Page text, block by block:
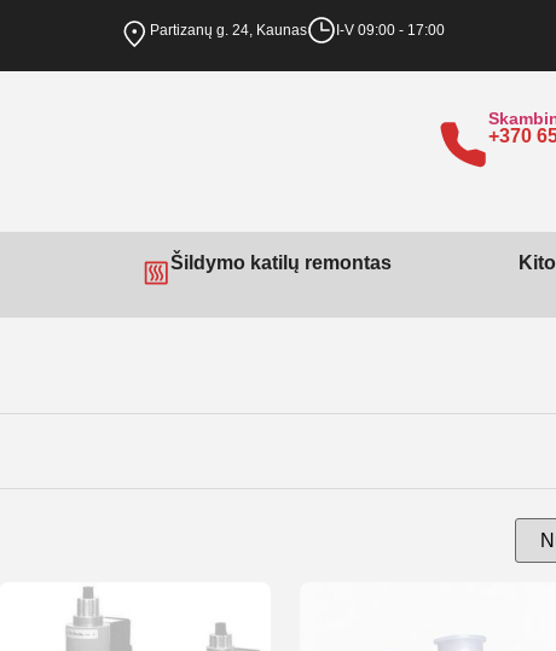
Partizanų g. 24, Kaunas I-V 09:00 - 17:00
+370
Šildymo katilų remontas